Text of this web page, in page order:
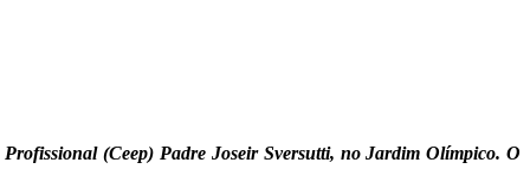
(Ceep) Padre Joseir Sversutti, no Jardim Olímpico. O